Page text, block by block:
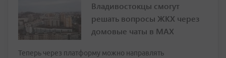
Владивостокцы смогут
решать вопросы ЖКХ через
домовые чаты в МАХ
Теперь через платформу можно направлять